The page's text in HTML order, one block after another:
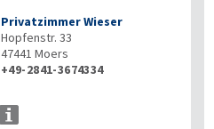
Privatzimmer Wieser
Hopfenstr. 33
47441 Moers
+49-2841-3674334